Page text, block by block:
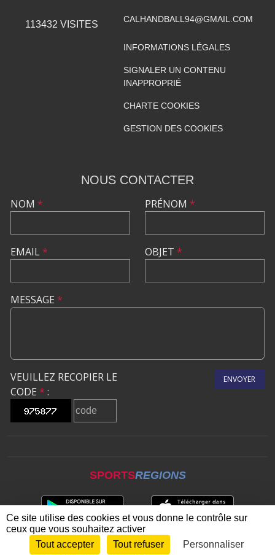
113432 VISITES
CALHANDBALL94@GMAIL.COM
INFORMATIONS LÉGALES
SIGNALER UN CONTENU
INAPPROPRIÉ
CHARTE COOKIES
GESTION DES COOKIES
NOUS CONTACTER
NOM *
EMAIL*
PRÉNOM *
OBJET *
MESSAGE *
VEUILLEZ RECOPIER LE
CODE * :
ENVOYER
SPORTSREGIONS
Envie de participer ? CONNEXION
Ce site utilise des cookies et vous donne le contrôle sur
ceux que vous souhaitez activer
Tout accepter
Tout refuser Personnaliser